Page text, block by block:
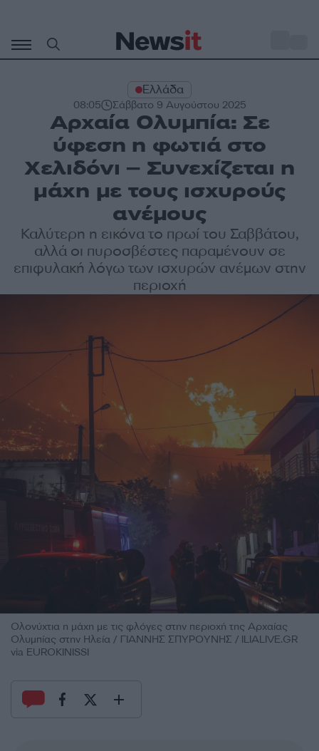
περιεχόμενο
Ελλάδα
08:05 Σάββατο 9 Αυγούστου 2025
Αρχαία Ολυμπία: Σε
ύφεση η φωτιά στο
Χελιδόνι – Συνεχίζεται η
μάχη με τους ισχυρούς
ανέμους
Καλύτερη η εικόνα το πρωί του Σαββάτου,
αλλά οι πυροσβέστες παραμένουν σε
επιφυλακή λόγω των ισχυρών ανέμων στην
περιοχή
Ολονύχτια η μάχη με τις φλόγες στην περιοχή της Αρχαίας
Ολυμπίας στην Ηλεία / ΓΙΑΝΝΗΣ ΣΠΥΡΟΥΝΗΣ / ILIALIVE.GR
via EUROKINISSI